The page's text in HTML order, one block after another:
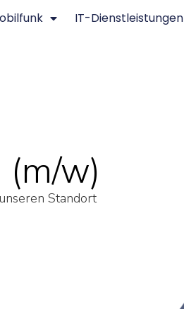
IT-Dienstleistungen
w)
Standort